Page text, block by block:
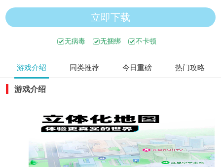
立即下载
无病毒 无捆绑 不卡顿
游戏介绍 同类推荐 今日重磅 热门攻略
游戏介绍